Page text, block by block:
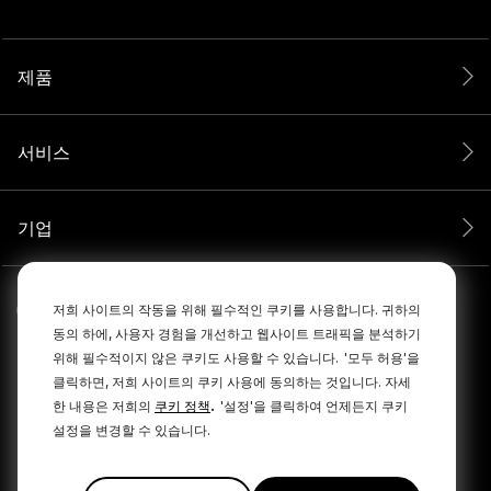
저희 사이트의 작동을 위해 필수적인 쿠키를 사용합니다. 귀하의
동의 하에, 사용자 경험을 개선하고 웹사이트 트래픽을 분석하기
위해 필수적이지 않은 쿠키도 사용할 수 있습니다. '모두 허용'을
클릭하면, 저희 사이트의 쿠키 사용에 동의하는 것입니다. 자세
한 내용은 저희의 쿠키 정책. '설정'을 클릭하여 언제든지 쿠키
설정을 변경할 수 있습니다.
제품
서비스
기업